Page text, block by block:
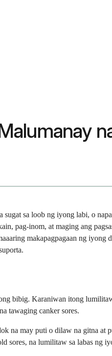
sa loob ng iyong labi, o
pag-inom, at maging ang
makapagpagaan ng
bibig. Karaniwan itong
tawaging canker sores.
na may puti o dilaw na gitna at
sores, na lumilitaw sa labas